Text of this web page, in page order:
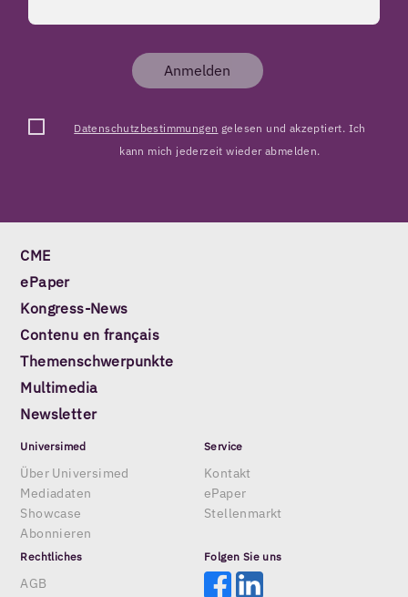
Anmelden
Datenschutzbestimmungen gelesen und akzeptiert. Ich
kann mich jederzeit wieder abmelden.
CME
ePaper
Kongress-News
Contenu en français
Themenschwerpunkte
Multimedia
Newsletter
Universimed
Über Universimed
Mediadaten
Showcase
Abonnieren
Service
Kontakt
ePaper
Stellenmarkt
Rechtliches
AGB
Folgen Sie uns